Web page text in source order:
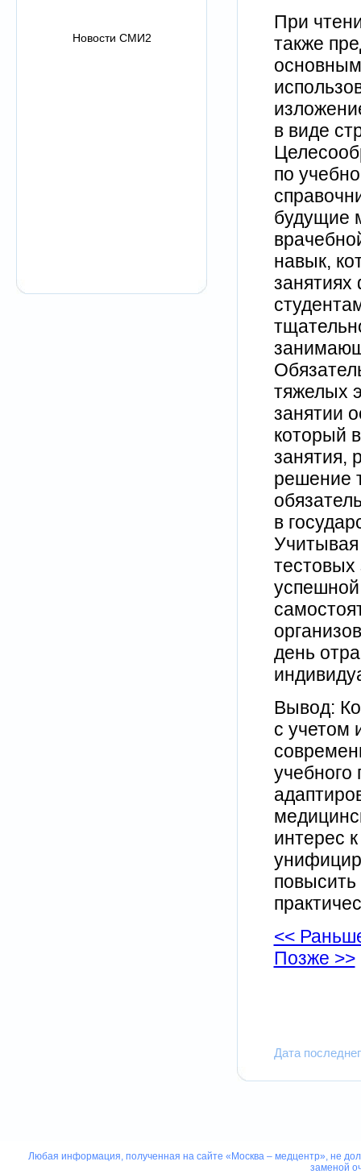
Новости СМИ2
При
также
в виде
по
будущие
навык,
занятиях
тяжелых
занятии
который
занятия,
решение
в
Учитывая
день
Вывод:
с учетом
учебного
интерес
<<
Позже >>
Дата
Любая информация, полученная на сайте «Москва – медцентр», не
заменой